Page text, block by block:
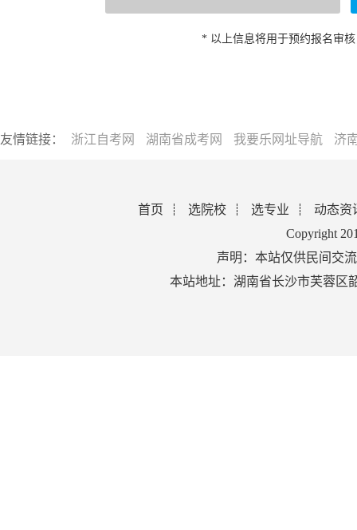
* 以上信息将用于预约报名审
友情链接： 浙江自考网 湖南省成考网 我要乐网址导航 济
首页 选院校 选专业
动态资
Copyright
声明：本站仅供民间交
本站地址：湖南省长沙市芙蓉区